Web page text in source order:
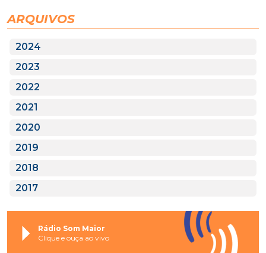
ARQUIVOS
2024
2023
2022
2021
2020
2019
2018
2017
Rádio Som Maior
Clique e ouça ao vivo